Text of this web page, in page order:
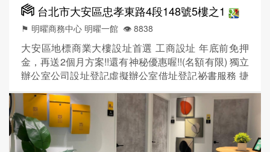
台北市大安區忠孝東路4段148號5樓之1
⚑ 明曜商務中心 明曜一館 👁️‍ 8838
大安區地標商業大樓設址首選 工商設址 年底前免押
金，再送2個月方案!!還有神秘優惠喔!!(名額有限) 獨立
辦公室公司設址登記虛擬辦公室借址登記祕書服務 捷
大樓 地點位於 : 忠孝東路敦化南路口 地 址 : 台北
市大安區忠孝東路四段148號5樓之1 生活機能 :
SOGO忠孝館、SOGO敦化館、SOGO復興館、新光
三越、明曜百貨、...